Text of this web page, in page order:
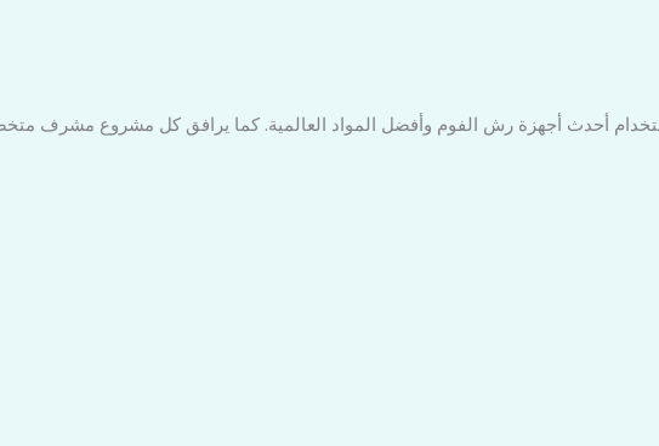
أحدث أجهزة رش الفوم وأفضل المواد العالمية. كما يرافق كل مشروع مشرف